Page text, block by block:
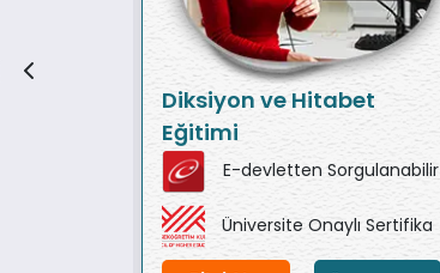
Diksiyon ve Hitabet
Eğitimi
E-devletten Sorgulanabilir
Üniversite Onaylı Sertifika